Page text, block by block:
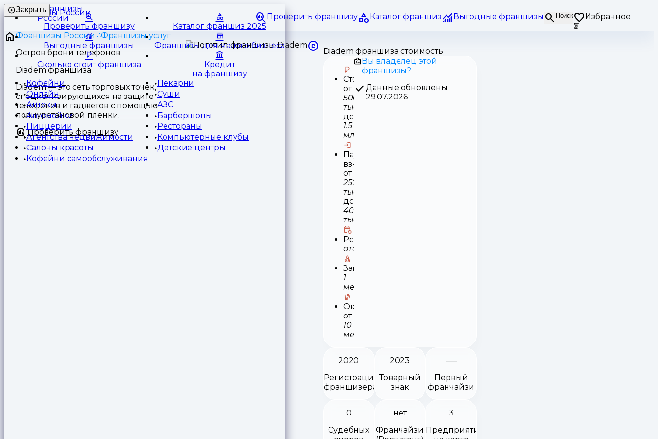
Франшизы
России
Проверить франшизу Каталог франшиз Выгодные франшизы Поиск
Избранное
⏳
Закрыть
Проверить франшизу Каталог франшиз 2025
Выгодные франшизы Франшизы для малого бизнеса
Сколько стоит франшиза
Кредит
на франшизу
Кофейни
Пекарни
Онлайн
Суши
Аптеки
АЗС
Автомойки
Барбершопы
Пиццерии
Рестораны
Агентства недвижимости
Компьютерные клубы
Салоны красоты
Детские центры
Кофейни самообслуживания
Франшизы России
Франшизы услуг
Остров брони телефонов
Diadem франшиза
Diadem — это сеть торговых точек,
специализирующихся на защите
телефонов и гаджетов с помощью
полиуретановой пленки.
Проверить франшизу
Diadem франшиза стоимость
Стоимость
от
500
тыс
до
1.5
млн
Паушальный
взнос
от
250
тыс
до
400
тыс
Роялти
отсутствует
Запуск
1
месяц
Окупаемость
от
10
месяцев
Вы владелец этой
франшизы?
Данные обновлены
29.07.2026
2020
Регистрация
франшизера
2023
Товарный
знак
Первый
франчайзи
0
Судебных
нет
Франчайзи
3
Предприятия